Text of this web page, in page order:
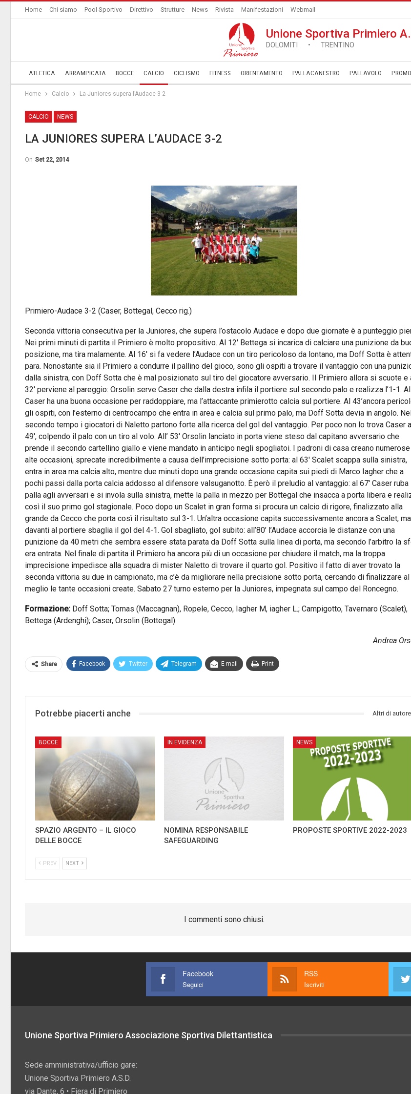
Home Chi siamo Pool Sportivo Direttivo Strutture News Rivista Manifestazioni Webmail
Unione Sportiva Primiero
DOLOMITI • TRENTINO
ATLETICA ARRAMPICATA BOCCE CALCIO CICLISMO FITNESS ORIENTAMENTO PALLACANESTRO PALLAVOLO
Home Calcio La Juniores supera l’Audace 3-2
CALCIO NEWS
LA JUNIORES SUPERA L’AUDACE 3-2
On Set 22, 2014
Primiero-Audace 3-2 (Caser, Bottegal, Cecco rig.)
Seconda vittoria consecutiva per la Juniores, che supera l’ostacolo Audace e dopo due giornate è a punteggio
Nei primi minuti di partita il Primiero è molto propositivo. Al 12′ Bettega si incarica di calciare una punizione da
posizione, ma tira malamente. Al 16′ si fa vedere l’Audace con un tiro pericoloso da lontano, ma Doff Sotta è
para. Nonostante sia il Primiero a condurre il pallino del gioco, sono gli ospiti a trovare il vantaggio con una
dalla sinistra, con Doff Sotta che è mal posizionato sul tiro del giocatore avversario. Il Primiero allora si scuote e
32′ perviene al pareggio: Orsolin serve Caser che dalla destra infila il portiere sul secondo palo e realizza l’1-1. Al
Caser ha una buona occasione per raddoppiare, ma l’attaccante primierotto calcia sul portiere. Al 43’ancora
gli ospiti, con l’esterno di centrocampo che entra in area e calcia sul primo palo, ma Doff Sotta devia in angolo.
secondo tempo i giocatori di Naletto partono forte alla ricerca del gol del vantaggio. Per poco non lo trova Caser
49′, colpendo il palo con un tiro al volo. All’ 53′ Orsolin lanciato in porta viene steso dal capitano avversario che
prende il secondo cartellino giallo e viene mandato in anticipo negli spogliatoi. I padroni di casa creano numerose
alte occasioni, sprecate incredibilmente a causa dell’imprecisione sotto porta: al 63′ Scalet scappa sulla sinistra,
entra in area ma calcia alto, mentre due minuti dopo una grande occasione capita sui piedi di Marco Iagher che a
pochi passi dalla porta calcia addosso al difensore valsuganotto. È però il preludio al vantaggio: al 67′ Caser ruba
palla agli avversari e si invola sulla sinistra, mette la palla in mezzo per Bottegal che insacca a porta libera e
così il suo primo gol stagionale. Poco dopo un Scalet in gran forma si procura un calcio di rigore, finalizzato alla
grande da Cecco che porta così il risultato sul 3-1. Un’altra occasione capita successivamente ancora a Scalet, ma
davanti al portiere sbaglia il gol del 4-1. Gol sbagliato, gol subito: all’80’ l’Audace accorcia le distanze con una
punizione da 40 metri che sembra essere stata parata da Doff Sotta sulla linea di porta, ma secondo l’arbitro la
era entrata. Nel finale di partita il Primiero ha ancora più di un occasione per chiudere il match, ma la troppa
imprecisione impedisce alla squadra di mister Naletto di trovare il quarto gol. Positivo il fatto di aver trovato la
seconda vittoria su due in campionato, ma c’è da migliorare nella precisione sotto porta, cercando di finalizzare al
meglio le tante occasioni create. Sabato 27 turno esterno per la Juniores, impegnata sul campo del Roncegno.
Formazione: Doff Sotta; Tomas (Maccagnan), Ropele, Cecco, Iagher M, iagher L.; Campigotto, Tavernaro (Scalet),
Bettega (Ardenghi); Caser, Orsolin (Bottegal)
Andrea
Share Facebook Twitter Telegram E-mail Print
Potrebbe piacerti anche Altri di autore
BOCCE
SPAZIO ARGENTO – IL GIOCO
DELLE BOCCE
IN EVIDENZA
NOMINA RESPONSABILE
SAFEGUARDING
NEWS
PROPOSTE SPORTIVE 2022-2023
PREV NEXT
I commenti sono chiusi.
Facebook
Seguici
RSS
Iscriviti
Unione Sportiva Primiero Associazione Sportiva Dilettantistica
Sede amministrativa/ufficio gare:
Unione Sportiva Primiero A.S.D.
via Dante, 6 • Fiera di Primiero